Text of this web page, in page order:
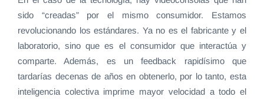
sido “creadas” por el mismo consumidor. Estamos
revolucionando los estándares. Ya no es el fabricante y el
laboratorio, sino que es el consumidor que interactúa y
comparte. Además, es un feedback rapidísimo que
tardarías decenas de años en obtenerlo, por lo tanto, esta
inteligencia colectiva imprime mayor velocidad a todo el